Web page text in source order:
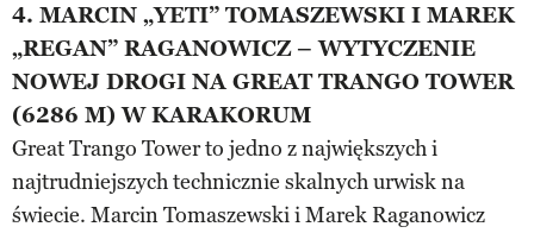
4. MARCIN „YETI” TOMASZEWSKI I MAREK
„REGAN” RAGANOWICZ – WYTYCZENIE
NOWEJ DROGI NA GREAT TRANGO TOWER
(6286 M) W KARAKORUM
Great Trango Tower to jedno z największych i
najtrudniejszych technicznie skalnych urwisk na
świecie. Marcin Tomaszewski i Marek Raganowicz